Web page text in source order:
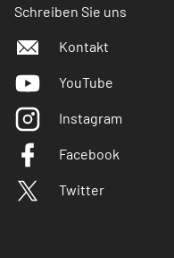
Schreiben Sie uns
Kontakt
YouTube
Instagram
Facebook
Twitter